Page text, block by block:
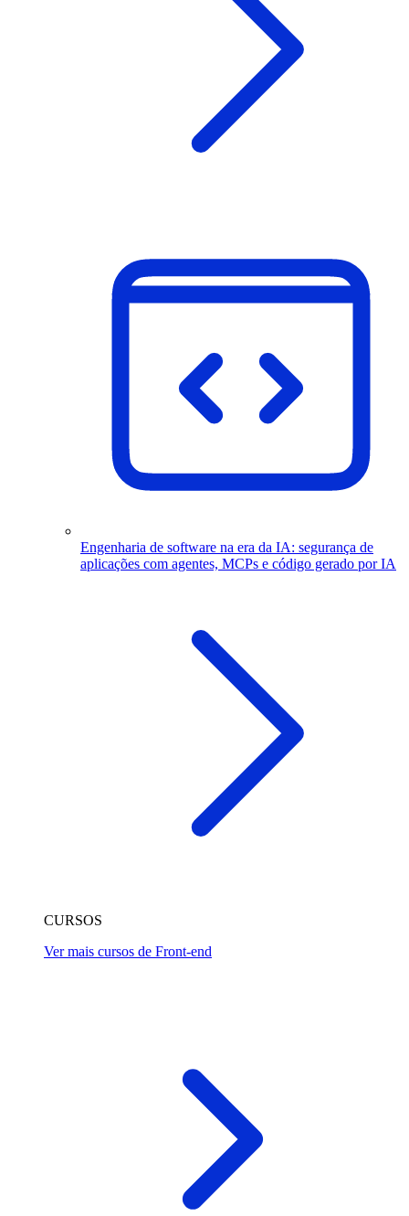
Engenharia de software na era da IA: segurança de
aplicações com agentes, MCPs e código gerado por IA
CURSOS
Ver mais cursos de Front-end